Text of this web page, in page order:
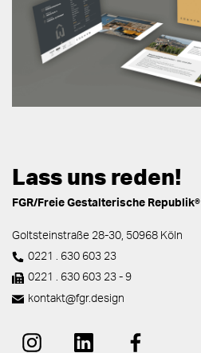
Lass uns reden!
FGR/Freie Gestalterische Republik®
Goltsteinstraße 28-30, 50968 Köln
0221 . 630 603 23
0221 . 630 603 23 - 9
kontakt@fgr.design